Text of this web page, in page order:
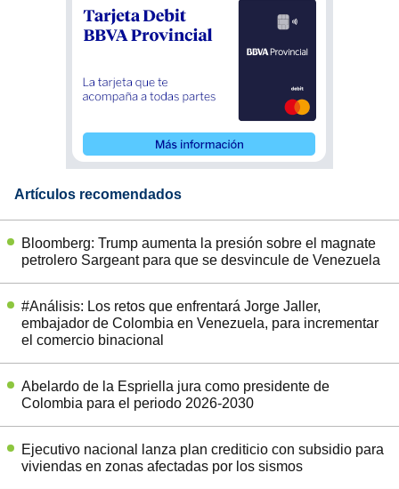
Artículos recomendados
Bloomberg: Trump aumenta la presión sobre el magnate
petrolero Sargeant para que se desvincule de Venezuela
#Análisis: Los retos que enfrentará Jorge Jaller,
embajador de Colombia en Venezuela, para incrementar
el comercio binacional
Abelardo de la Espriella jura como presidente de
Colombia para el periodo 2026-2030
Ejecutivo nacional lanza plan crediticio con subsidio para
viviendas en zonas afectadas por los sismos